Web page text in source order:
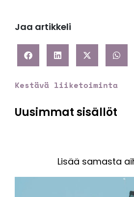
Jaa artikkeli
Kestävä liiketoiminta
Uusimmat sisällöt
Lisää samasta